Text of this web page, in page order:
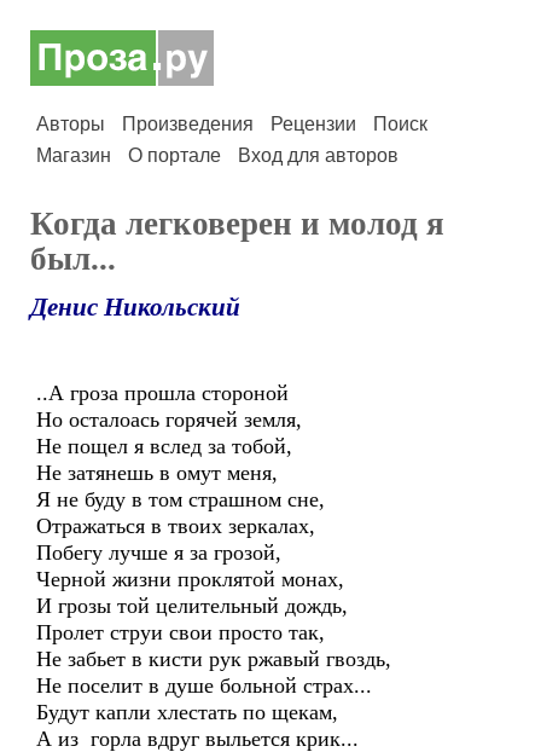
Авторы Произведения Рецензии
Поиск
Магазин
О портале Вход для авторов
Когда легковерен и молод я
был...
Денис Никольский
..А гроза прошла стороной
Но осталоась горячей земля,
Не пощел я вслед за тобой,
Не затянешь в омут меня,
Я не буду в том страшном сне,
Отражаться в твоих зеркалах,
Побегу лучше я за грозой,
Черной жизни проклятой монах,
И грозы той целительный дождь,
Пролет струи свои просто так,
Не забьет в кисти рук ржавый гвоздь,
Не поселит в душе больной страх...
Будут капли хлестать по щекам,
А из горла вдруг выльется крик...